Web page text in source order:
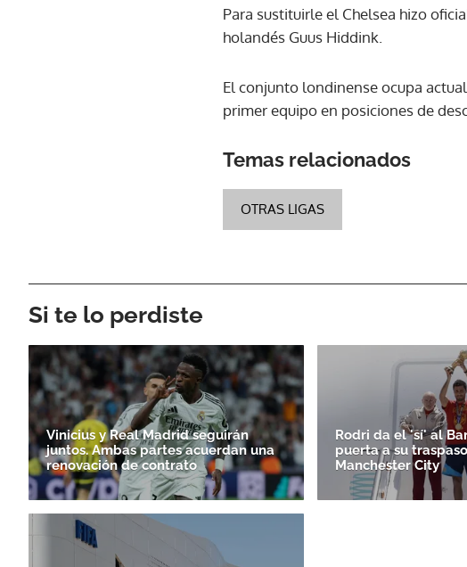
Para sustituirle el Chelsea hizo
holandés Guus Hiddink.
El conjunto londinense ocupa
primer equipo en posiciones de
Temas relacionados
OTRAS LIGAS
Si te lo perdiste
Vinicius y Real Madrid seguirán
juntos. Ambas partes acuerdan una
renovación de contrato
Rodri da el 'sí' al
puerta a su
Manchester City